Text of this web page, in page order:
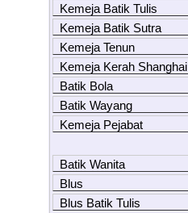
Kemeja Batik Tulis
Kemeja Batik Sutra
Kemeja Tenun
Kemeja Kerah Shanghai
Batik Bola
Batik Wayang
Kemeja Pejabat
Batik Wanita
Blus
Blus Batik Tulis